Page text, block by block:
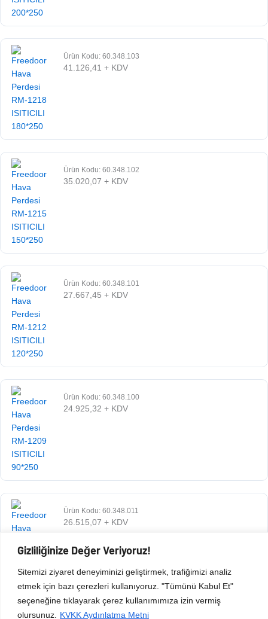
Gizliliğinize Değer Veriyoruz!
Sitemizi ziyaret deneyiminizi geliştirmek, trafiğimizi analiz
etmek için bazı çerezleri kullanıyoruz. "Tümünü Kabul Et"
seçeneğine tıklayarak çerez kullanımımıza izin vermiş
olursunuz.
KVKK Aydınlatma Metni
Ürün Kodu: 60.348.103
41.126,41 + KDV
Ürün Kodu: 60.348.102
35.020,07 + KDV
Ürün Kodu: 60.348.101
27.667,45 + KDV
Ürün Kodu: 60.348.100
24.925,32 + KDV
Ürün Kodu: 60.348.011
26.515,07 + KDV